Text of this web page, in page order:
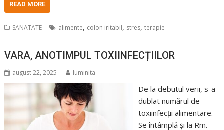
READ MORE
SANATATE alimente, colon iritabil, stres,terapie
VARA, ANOTIMPUL TOXIINFECȚIILOR
august 22, 2025 luminita
De la debutul verii, s-a
dublat numărul de
toxiinfecții alimentare.
Se întâmplă și la Rm.